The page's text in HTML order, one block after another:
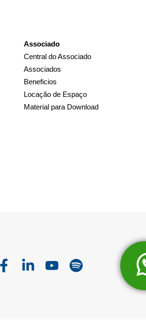
Associado
Central do Associado
Associados
Beneficios
Locação de Espaço
Material para Download